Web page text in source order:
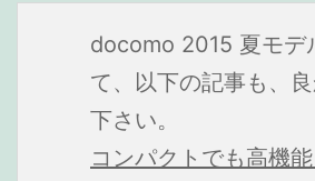
docomo 2015 夏モデ
て、以下の記事も、
下さい。
コンパクトでも高機